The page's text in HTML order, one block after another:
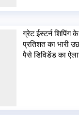
ग्रेट ईस्टर्न शिपिंग
प्रतिशत का भारी
पैसे डिविडेंड का